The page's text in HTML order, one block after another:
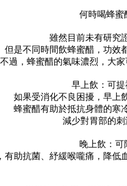
何時喝蜂蜜
雖然目前未有研究
但是不同時間飲蜂蜜醋，功效
過，蜂蜜醋的氣味濃烈，大
早上飲：可
如果受消化不良困擾，早上
蜂蜜醋有助於抵抗身體的寒
減少對胃部的刺
晚上飲：可
有助抗菌、紓緩喉嚨痛，降